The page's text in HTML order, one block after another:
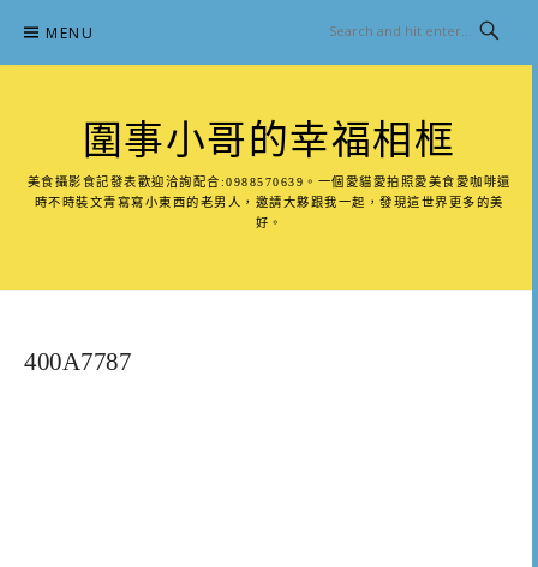
content
MENU
圍事小哥的幸福相框
美食攝影食記發表歡迎洽詢配合:0988570639。一個愛貓愛拍照愛美食愛咖啡還
時不時裝文青寫寫小東西的老男人，邀請大夥跟我一起，發現這世界更多的美
好。
400A7787